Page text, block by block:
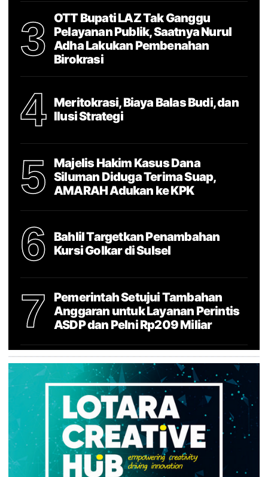
3
OTT Bupati LAZ Tak Ganggu
Pelayanan Publik, Saatnya Nurul
Adha Lakukan Pembenahan
Birokrasi
4
Meritokrasi, Biaya Balas Budi, dan
Ilusi Strategi
5
Majelis Hakim Kasus Dana
Siluman Diduga Terima Suap,
AMARAH Adukan ke KPK
6
Bahlil Targetkan Penambahan
Kursi Golkar di Sulsel
7
Pemerintah Setujui Tambahan
Anggaran untuk Layanan Perintis
ASDP dan Pelni Rp209 Miliar